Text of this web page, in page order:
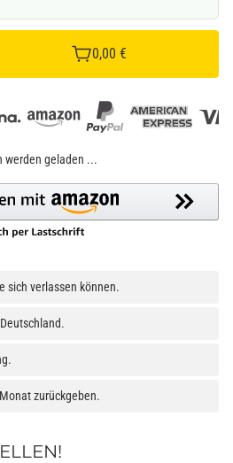
0,00 €
werden geladen ...
sich verlassen können.
zurückgeben.